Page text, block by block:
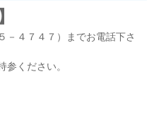
－４７４７）までお電話下さ
ください。